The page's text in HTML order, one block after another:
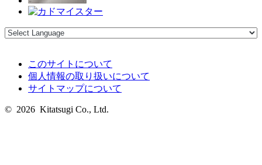
このサイトについて
個人情報の取り扱いについて
サイトマップについて
© 2026 Kitatsugi Co., Ltd.